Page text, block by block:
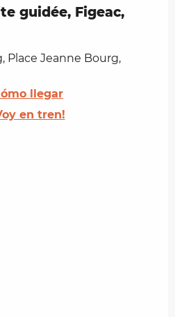
guidée, Figeac,
Place Jeanne Bourg,
llegar
en tren!